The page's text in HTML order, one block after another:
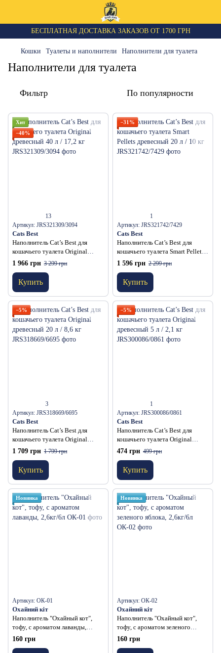
БЕСПЛАТНАЯ ДОСТАВКА ЗАКАЗОВ ОТ 1700 ГРН
Кошки Туалеты и наполнители Наполнители для туалета
Наполнители для туалета
Фильтр По популярности
Хит
−40%
13
Артикул: JRS321309/3094
Cats Best
Наполнитель Cat’s Best для
кошачьего туалета Original
древесный 40 л / 17,2 кг
1 966 грн 3 299 грн
Купить
−31%
1
Артикул: JRS321742/7429
Cats Best
Наполнитель Cat’s Best для
кошачьего туалета Smart Pellets
древесный 20 л / 10 кг
1 596 грн 2 299 грн
Купить
−5%
3
Артикул: JRS318669/6695
Cats Best
Наполнитель Cat’s Best для
кошачьего туалета Original
древесный 20 л / 8,6 кг
1 709 грн 1 799 грн
Купить
−5%
1
Артикул: JRS300086/0861
Cats Best
Наполнитель Cat’s Best для
кошачьего туалета Original
древесный 5 л / 2,1 кг
474 грн 499 грн
Купить
Новинка
Артикул: ОК-01
Охайний кіт
Наполнитель "Охайный кот",
тофу, с ароматом лаванды,
2,6кг/6л
160 грн
Новинка
Артикул: ОК-02
Охайний кіт
Наполнитель "Охайный кот",
тофу, с ароматом зеленого
яблока, 2,6кг/6л
160 грн